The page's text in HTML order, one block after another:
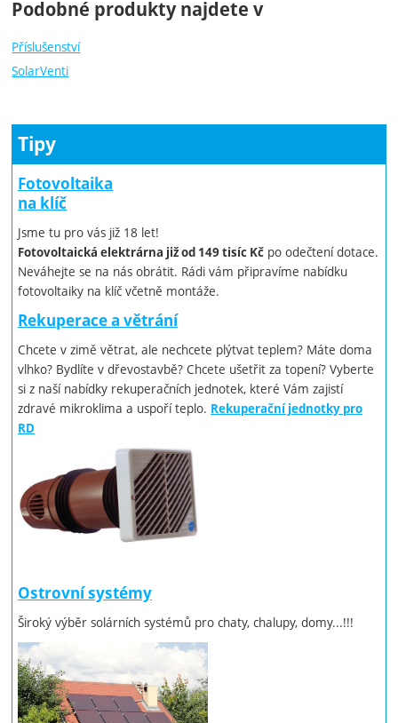
Podobné produkty najdete v
Příslušenství
SolarVenti
Tipy
Fotovoltaika
na klíč
Jsme tu pro vás již 18 let!
Fotovoltaická elektrárna již od 149 tisíc Kč po odečtení dotace.
Neváhejte se na nás obrátit. Rádi vám připravíme nabídku
fotovoltaiky na klíč včetně montáže.
Rekuperace a větrání
Chcete v zimě větrat, ale nechcete plýtvat teplem? Máte doma
vlhko? Bydlíte v dřevostavbě? Chcete ušetřit za topení? Vyberte
si z naší nabídky rekuperačních jednotek, které Vám zajistí
zdravé mikroklima a uspoří teplo. Rekuperační jednotky pro
RD
Ostrovní systémy
Široký výběr solárních systémů pro chaty, chalupy, domy...!!!